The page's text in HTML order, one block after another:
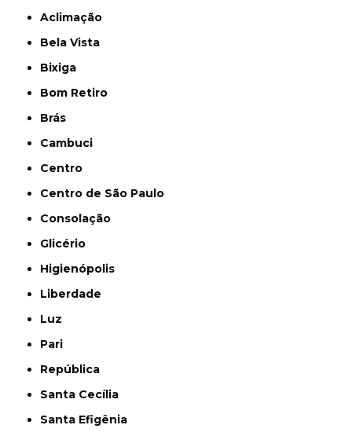
Aclimação
Bela Vista
Bixiga
Bom Retiro
Brás
Cambuci
Centro
Centro de São Paulo
Consolação
Glicério
Higienópolis
Liberdade
Luz
Pari
República
Santa Cecília
Santa Efigênia